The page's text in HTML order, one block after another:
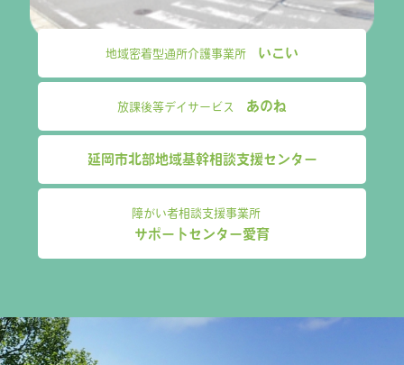
地域密着型通所介護事業所 いこい
放課後等デイサービス あのね
延岡市北部地域基幹相談支援センター
障がい者相談支援事業所
サポートセンター愛育